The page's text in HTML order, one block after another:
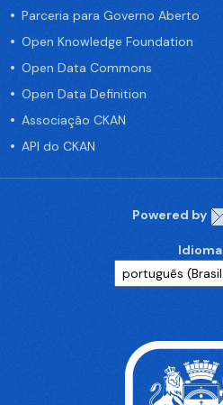
Parceria para Governo Aberto
Open Knowledge Foundation
Open Data Commons
Open Data Definition
Associação CKAN
API do CKAN
Powered by
Idioma